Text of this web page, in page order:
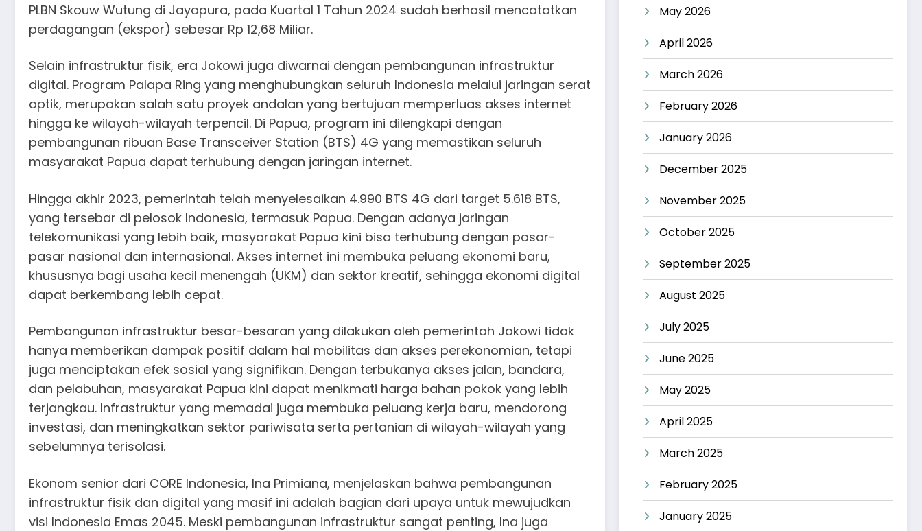
PLBN Skouw Wutung di Jayapura, pada Kuartal 1 Tahun 2024 sudah berhasil mencatatkan
perdagangan (ekspor) sebesar Rp 12,68 Miliar.
Selain infrastruktur fisik, era Jokowi juga diwarnai dengan pembangunan infrastruktur
digital. Program Palapa Ring yang menghubungkan seluruh Indonesia melalui jaringan serat
optik, merupakan salah satu proyek andalan yang bertujuan memperluas akses internet
hingga ke wilayah-wilayah terpencil. Di Papua, program ini dilengkapi dengan
pembangunan ribuan Base Transceiver Station (BTS) 4G yang memastikan seluruh
masyarakat Papua dapat terhubung dengan jaringan internet.
Hingga akhir 2023, pemerintah telah menyelesaikan 4.990 BTS 4G dari target 5.618 BTS,
yang tersebar di pelosok Indonesia, termasuk Papua. Dengan adanya jaringan
telekomunikasi yang lebih baik, masyarakat Papua kini bisa terhubung dengan pasar-
pasar nasional dan internasional. Akses internet ini membuka peluang ekonomi baru,
khususnya bagi usaha kecil menengah (UKM) dan sektor kreatif, sehingga ekonomi digital
dapat berkembang lebih cepat.
Pembangunan infrastruktur besar-besaran yang dilakukan oleh pemerintah Jokowi tidak
hanya memberikan dampak positif dalam hal mobilitas dan akses perekonomian, tetapi
juga menciptakan efek sosial yang signifikan. Dengan terbukanya akses jalan, bandara,
dan pelabuhan, masyarakat Papua kini dapat menikmati harga bahan pokok yang lebih
terjangkau. Infrastruktur yang memadai juga membuka peluang kerja baru, mendorong
investasi, dan meningkatkan sektor pariwisata serta pertanian di wilayah-wilayah yang
sebelumnya terisolasi.
Ekonom senior dari CORE Indonesia, Ina Primiana, menjelaskan bahwa pembangunan
infrastruktur fisik dan digital yang masif ini adalah bagian dari upaya untuk mewujudkan
visi Indonesia Emas 2045. Meski pembangunan infrastruktur sangat penting, Ina juga
May 2026
April 2026
March 2026
February 2026
January 2026
December 2025
November 2025
October 2025
September 2025
August 2025
July 2025
June 2025
May 2025
April 2025
March 2025
February 2025
January 2025